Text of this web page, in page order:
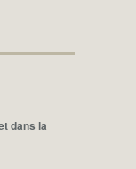
dans la